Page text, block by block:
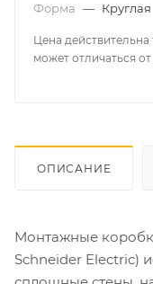
Форма — Круглая
Цена
может отличаться
ОПИСАНИЕ
Монтажные
Schneider Electric)